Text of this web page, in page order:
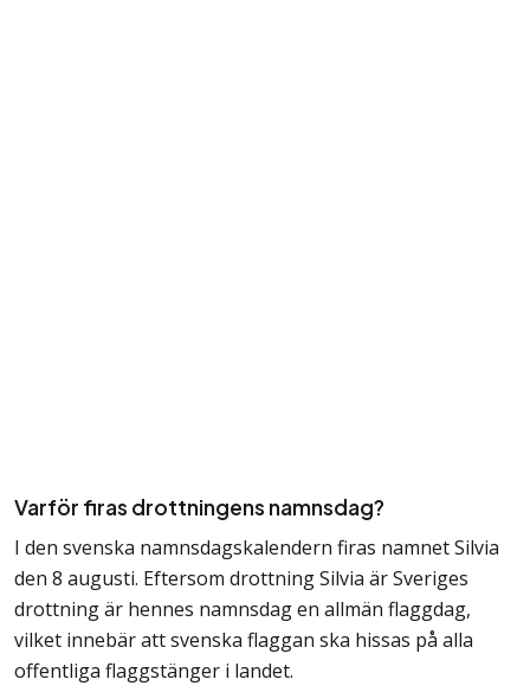
Varför firas drottningens namnsdag?
I den svenska namnsdagskalendern firas namnet Silvia
den 8 augusti. Eftersom drottning Silvia är Sveriges
drottning är hennes namnsdag en allmän flaggdag,
vilket innebär att svenska flaggan ska hissas på alla
offentliga flaggstänger i landet.